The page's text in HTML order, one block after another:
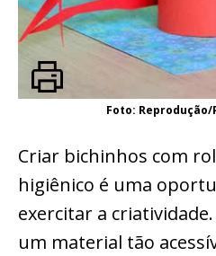
Foto:
Criar bichinhos com
higiênico é uma
exercitar a
um material tão